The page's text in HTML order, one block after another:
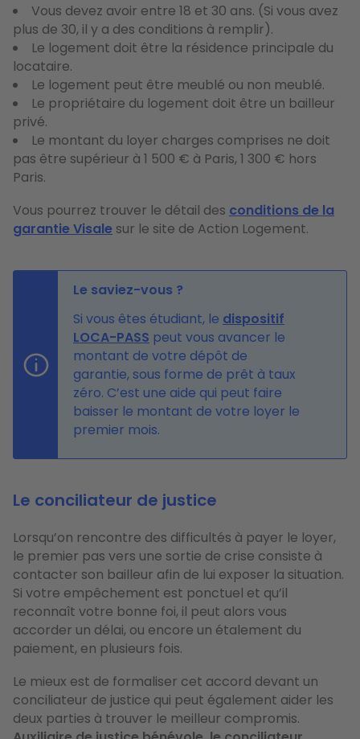
Vous devez avoir entre 18 et 30 ans. (Si vous avez
plus de 30, il y a des conditions à remplir).
Le logement doit être la résidence principale du
locataire.
Le logement peut être meublé ou non meublé.
Le propriétaire du logement doit être un bailleur
privé.
Le montant du loyer charges comprises ne doit
pas être supérieur à 1 500 € à Paris, 1 300 € hors
Paris.
Vous pourrez trouver le détail des conditions de la
garantie Visale sur le site de Action Logement.
Le saviez-vous ?
Si vous êtes étudiant, le dispositif
LOCA-PASS peut vous avancer le
montant de votre dépôt de
garantie, sous forme de prêt à taux
zéro. C’est une aide qui peut faire
baisser le montant de votre loyer le
premier mois.
Le conciliateur de justice
Lorsqu’on rencontre des difficultés à payer le loyer,
le premier pas vers une sortie de crise consiste à
contacter son bailleur afin de lui exposer la situation.
Si votre empêchement est ponctuel et qu’il
reconnaît votre bonne foi, il peut alors vous
accorder un délai, ou encore un étalement du
paiement, en plusieurs fois.
Le mieux est de formaliser cet accord devant un
conciliateur de justice qui peut également aider les
deux parties à trouver le meilleur compromis.